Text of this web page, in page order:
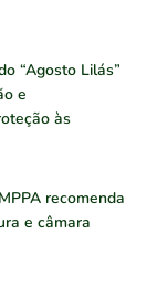
“Agosto Lilás”
e
às
recomenda
e câmara